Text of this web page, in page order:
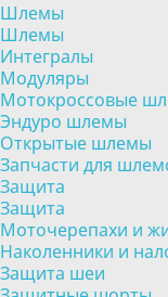
Шлемы
Шлемы
Интегралы
Модуляры
Мотокроссовые
Эндуро шлемы
Открытые шлемы
Запчасти для
Защита
Защита
Моточерепахи и
Наколенники и
Защита шеи